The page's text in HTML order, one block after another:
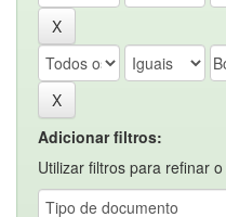
Adicionar filtros:
Utilizar filtros para refinar